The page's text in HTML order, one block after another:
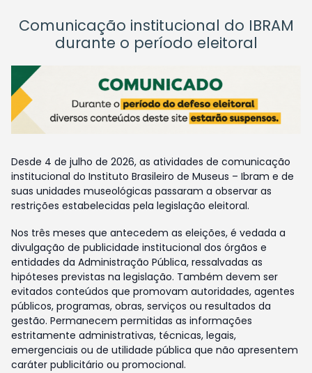
Comunicação institucional do IBRAM
durante o período eleitoral
Desde 4 de julho de 2026, as atividades de comunicação
institucional do Instituto Brasileiro de Museus – Ibram e de
suas unidades museológicas passaram a observar as
restrições estabelecidas pela legislação eleitoral.
Nos três meses que antecedem as eleições, é vedada a
divulgação de publicidade institucional dos órgãos e
entidades da Administração Pública, ressalvadas as
hipóteses previstas na legislação. Também devem ser
evitados conteúdos que promovam autoridades, agentes
públicos, programas, obras, serviços ou resultados da
gestão. Permanecem permitidas as informações
estritamente administrativas, técnicas, legais,
emergenciais ou de utilidade pública que não apresentem
caráter publicitário ou promocional.